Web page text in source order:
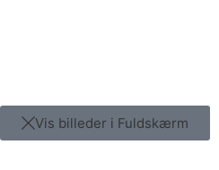
Vis billeder i Fuldskærm